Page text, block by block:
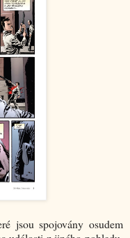
jsou spojovány osudem